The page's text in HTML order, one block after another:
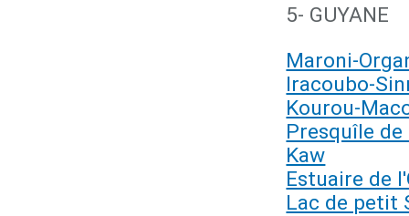
5- GUYANE
Maroni-
Iracoubo-
Kourou-
Presquîle de
Kaw
Estuaire de
Lac de petit